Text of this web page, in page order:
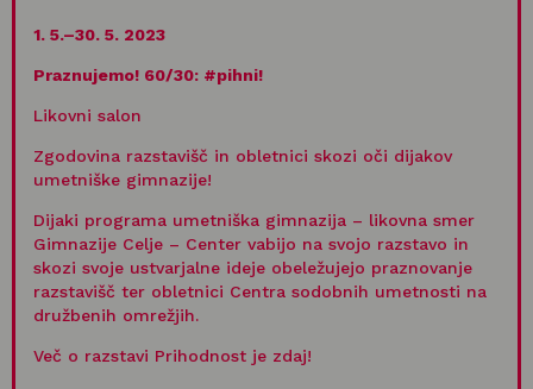
1. 5.–30. 5. 2023
Praznujemo! 60/30: #pihni!
Likovni salon
Zgodovina razstavišč in obletnici skozi oči dijakov
umetniške gimnazije!
Dijaki programa umetniška gimnazija – likovna smer
Gimnazije Celje – Center vabijo na svojo razstavo in
skozi svoje ustvarjalne ideje obeležujejo praznovanje
razstavišč ter obletnici Centra sodobnih umetnosti na
družbenih omrežjih.
Več o razstavi Prihodnost je zdaj!